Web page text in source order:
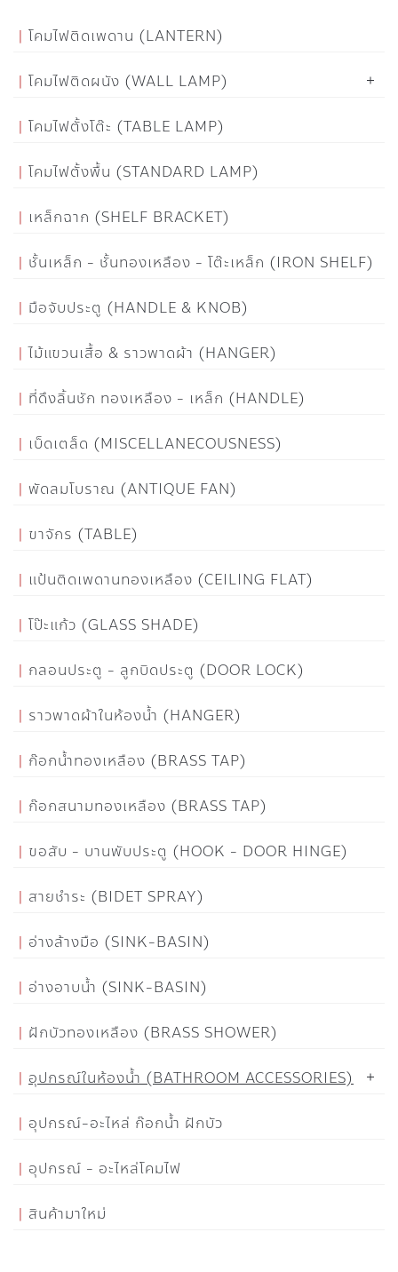
โคมไฟติดเพดาน (LANTERN)
โคมไฟติดผนัง (WALL LAMP)
โคมไฟตั้งโต๊ะ (TABLE LAMP)
โคมไฟตั้งพื้น (STANDARD LAMP)
เหล็กฉาก (SHELF BRACKET)
ชั้นเหล็ก - ชั้นทองเหลือง - โต๊ะเหล็ก (IRON SHELF)
มือจับประตู (HANDLE & KNOB)
ไม้แขวนเสื้อ & ราวพาดผ้า (HANGER)
ที่ดึงลิ้นชัก ทองเหลือง - เหล็ก (HANDLE)
เบ็ดเตล็ด (MISCELLANECOUSNESS)
พัดลมโบราณ (ANTIQUE FAN)
ขาจักร (TABLE)
แป้นติดเพดานทองเหลือง (CEILING FLAT)
โป๊ะแก้ว (GLASS SHADE)
กลอนประตู - ลูกบิดประตู (DOOR LOCK)
ราวพาดผ้าในห้องน้ำ (HANGER)
ก๊อกน้ำทองเหลือง (BRASS TAP)
ก๊อกสนามทองเหลือง (BRASS TAP)
ขอสับ - บานพับประตู (HOOK - DOOR HINGE)
สายชำระ (BIDET SPRAY)
อ่างล้างมือ (SINK-BASIN)
อ่างอาบน้ำ (SINK-BASIN)
ฝักบัวทองเหลือง (BRASS SHOWER)
อุปกรณ์ในห้องน้ำ (BATHROOM ACCESSORIES)
อุปกรณ์-อะไหล่ ก๊อกน้ำ ฝักบัว
อุปกรณ์ - อะไหล่โคมไฟ
สินค้ามาใหม่